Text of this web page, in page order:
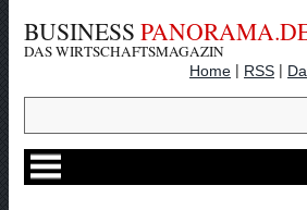
BUSINESS
DAS WIRTSCHAFTSMAGAZIN
Home | RSS |